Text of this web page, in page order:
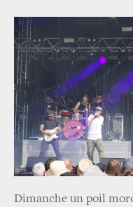
Dimanche un poil